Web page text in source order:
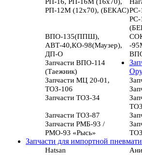
РП-12М (12х70), (БЕКАС)РС-
РС-
ВПО-135(ППШ),
АВТ-40,КО-98(Маузер),
ДП-О
-
Запчасти ВПО-114
(Таежник)
Запчасти МЦ 20-01,
ТОЗ-106
Запчасти ТОЗ-34
Запчасти ТОЗ-87
Запчасти РМБ-93 /
РМО-93 «Рысь»
Запчасти для импортной
Hatsan